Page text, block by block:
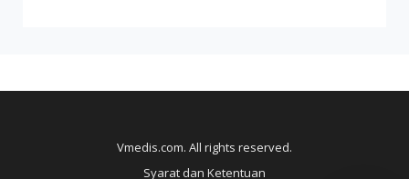
Vmedis.com. All rights reserved.
Syarat dan Ketentuan